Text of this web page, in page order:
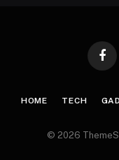
HOME TECH
© 2026